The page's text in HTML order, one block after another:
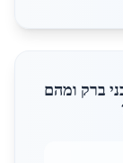
ברק ומהם